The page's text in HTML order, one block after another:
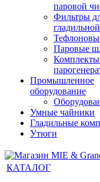
паровой
Фильтры
Паровые
Комплекты
Промышленное
оборудование
Умные чайники
Гладильные
Утюги
КАТАЛОГ